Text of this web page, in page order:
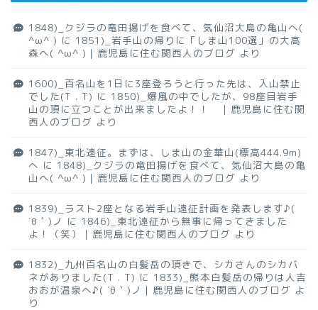
1848)_クジラの竜田揚げを食べて、気仙沼大島の亀山へ(
^ω^ ) に 1851)_岩手山の帰りに「しま山100選」の大高
森へ( ^ω^ )｜鹿児島に住む関西人のブログ より
1600)_百名山を1日に3座登ろうと行った先は、入山禁止
でした(T . T) に 1850)_爆風の中でしたが、98座目岩手
山の頂に立つことが出来ましたよ！！ ｜鹿児島に住む関
西人のブログ より
1847)_東北遠征。まずは、しま山の金華山(標高444.9m)
へ に 1848)_クジラの竜田揚げを食べて、気仙沼大島の亀
山へ( ^ω^ )｜鹿児島に住む関西人のブログ より
1839)_ラスト2座となる岩手山遠征計画を発表します♪(
´θ｀)ノ に 1846)_東北遠征から無事に帰ってきました
よ！（笑）｜鹿児島に住む関西人のブログ より
1832)_九州百名山の白髪岳の頂きで、シカさんのシカバ
ネがありました(T . T) に 1833)_熊本白髪岳の帰りは人吉
おおが温泉へ♪( ´θ｀)ノ｜鹿児島に住む関西人のブログ よ
り